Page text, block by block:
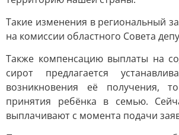
Такие изменения в региональный
на комиссии областного Совета
Также компенсацию выплаты на
сирот предлагается
возникновения её получения,
принятия ребёнка в семью.
выплачивают с момента подачи